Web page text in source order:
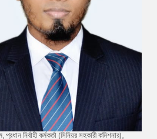
নির্বাহী কর্মকর্তা (সিনিয়র সহকারী কমিশনার),